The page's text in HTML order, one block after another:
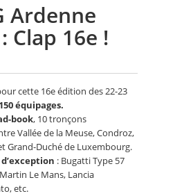
Ardenne
Clap 16e !
cette 16e édition des 22-23
150 équipages.
book, 10 tronçons
Vallée de la Meuse, Condroz,
Grand-Duché de Luxembourg.
: Bugatti Type 57
Le Mans, Lancia
etc.